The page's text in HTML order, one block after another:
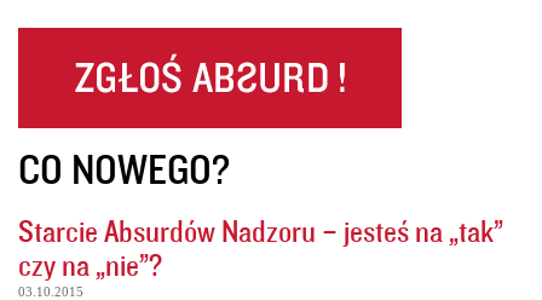
CO NOWEGO?
Starcie Absurdów Nadzoru – jesteś na „tak”
czy na „nie”?
03.10.2015